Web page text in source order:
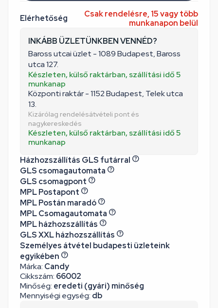
Márka: Candy
Cikkszám: 66002
Minőség: eredeti (gyári) minőség
Mennyiségi egység: db
Elérhetőség
Csak rendelésre, 15 vagy több
munkanapon belül
INKÁBB ÜZLETÜNKBEN VENNÉD?
Baross utcai üzlet - 1089 Budapest, Baross
utca 127.
Készleten, külső raktárban, szállítási idő 5
munkanap
Központi raktár - 1152 Budapest, Telek utca
13.
Kizárólag rendelésátvételi pont és
nagykereskedés
Készleten, külső raktárban, szállítási idő 5
munkanap
Házhozszállítás GLS futárral
GLS csomagautomata
GLS csomagpont
MPL Postapont
MPL Postán maradó
MPL Csomagautomata
MPL házhozszállítás
GLS XXL házhozszállítás
Személyes átvétel budapesti üzleteink
egyikében